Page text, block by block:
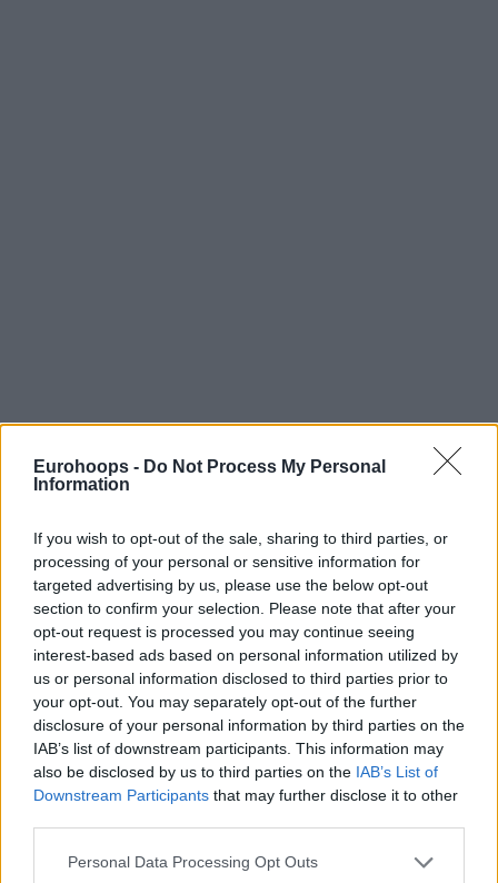
Eurohoops - Do Not Process My Personal
Information
If you wish to opt-out of the sale, sharing to third parties, or
processing of your personal or sensitive information for
targeted advertising by us, please use the below opt-out
section to confirm your selection. Please note that after your
opt-out request is processed you may continue seeing
interest-based ads based on personal information utilized by
us or personal information disclosed to third parties prior to
your opt-out. You may separately opt-out of the further
disclosure of your personal information by third parties on the
IAB’s list of downstream participants. This information may
also be disclosed by us to third parties on the IAB’s List of
Downstream Participants that may further disclose it to other
Please note that this website/app uses one or more Google
Personal Data Processing Opt Outs
Της Eurohoops team/info@eurohoops.net
μεταγραφική περίοδο, αφού έπειτα από τηναπόκτηση του
Μίλος Τεόντοσιτςκαι του Κάιλ Γουίμς, ετοιμάζεται να κάνει
δικό της και τον Βινς Χάντερ.
Ο Αμερικανός ανέβασε μία φωτογραφία στον προσωπικό
του λογαριασμό στο Instagram, με το μαύρο και το άσπρο
να είναι τα χρώματα που ξεχωρίζουν. Πρόκειται φυσικά
για τα χρώματα που φοράει η Βίρτους Μπολόνια!
Ο ιταλικός σύλλογος βρίσκεταιστον ίδιο όμιλο με τον
Προμηθέακαι θέλει να προκριθεί στην Ευρωλίγκα
εξασφαλίζοντας ένα από τα δύο εισιτήρια του φετινού
EuroCup.